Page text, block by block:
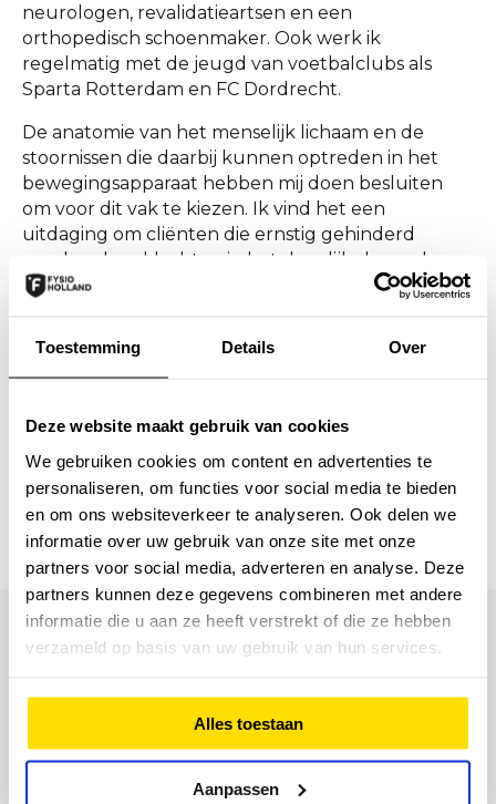
Toestemming Details Over
Deze website maakt gebruik van cookies
We gebruiken cookies om content en advertenties te
personaliseren, om functies voor social media te bieden
en om ons websiteverkeer te analyseren. Ook delen we
informatie over uw gebruik van onze site met onze
partners voor social media, adverteren en analyse. Deze
partners kunnen deze gegevens combineren met andere
informatie die u aan ze heeft verstrekt of die ze hebben
verzameld op basis van uw gebruik van hun services.
Alles toestaan
Aanpassen
neurologen, revalidatieartsen en een
orthopedisch schoenmaker. Ook werk ik
regelmatig met de jeugd van voetbalclubs als
Sparta Rotterdam en FC Dordrecht.
De anatomie van het menselijk lichaam en de
stoornissen die daarbij kunnen optreden in het
bewegingsapparaat hebben mij doen besluiten
om voor dit vak te kiezen. Ik vind het een
uitdaging om cliënten die ernstig gehinderd
worden door klachten in het dagelijks leven, hun
dagelijkse bezigheden weer pijnvrij uit te kunnen
Ik heb in al deze jaren veel bijzondere momenten
meegemaakt. Het mooiste moment vind wanneer
weer gelukkig zijn. Ouders komen soms binnen,
ernstig vermoeid en met grote onrust omtrent de
klachten van hun baby. Als ik ze dan kan helpen
dan is dat heel fijn om drie mensen gelukkig te
zien.
Hoogendam?